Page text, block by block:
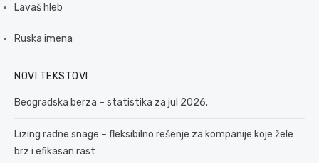
Lavaš hleb
Ruska imena
NOVI TEKSTOVI
Beogradska berza – statistika za jul 2026.
Lizing radne snage – fleksibilno rešenje za kompanije koje žele
brz i efikasan rast